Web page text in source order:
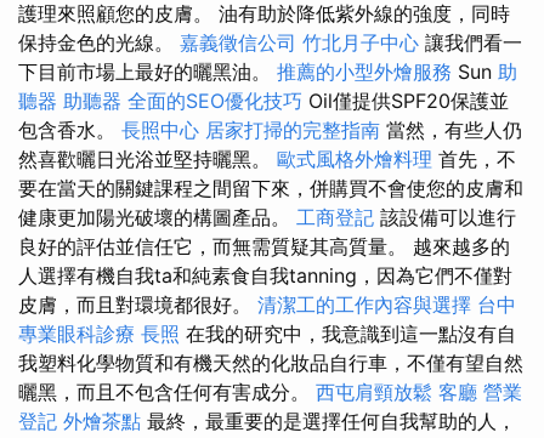
護理來照顧您的皮膚。 油有助於降低紫外線的強度，同時
保持金色的光線。 嘉義徵信公司 竹北月子中心 讓我們看一
下目前市場上最好的曬黑油。 推薦的小型外燴服務 Sun 助
聽器 助聽器 全面的SEO優化技巧 Oil僅提供SPF20保護並
包含香水。 長照中心 居家打掃的完整指南 當然，有些人仍
然喜歡曬日光浴並堅持曬黑。 歐式風格外燴料理 首先，不
要在當天的關鍵課程之間留下來，併購買不會使您的皮膚和
健康更加陽光破壞的構圖產品。 工商登記 該設備可以進行
良好的評估並信任它，而無需質疑其高質量。 越來越多的
人選擇有機自我ta和純素食自我tanning，因為它們不僅對
皮膚，而且對環境都很好。 清潔工的工作內容與選擇 台中
專業眼科診療 長照 在我的研究中，我意識到這一點沒有自
我塑料化學物質和有機天然的化妝品自行車，不僅有望自然
曬黑，而且不包含任何有害成分。 西屯肩頸放鬆 客廳 營業
登記 外燴茶點 最終，最重要的是選擇任何自我幫助的人，